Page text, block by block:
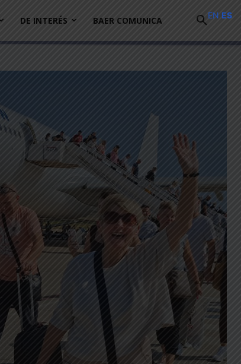
DE INTERÉS BAER COMUNICA EN ES